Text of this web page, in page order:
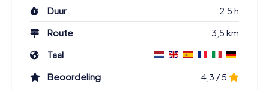
Duur
2,5 h
Route
3,5 km
Taal
Beoordeling
4,3 / 5